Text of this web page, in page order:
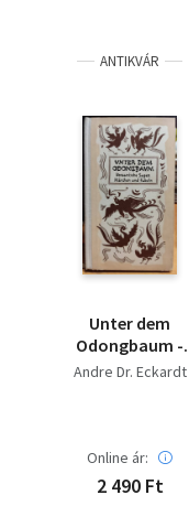
ANTIKVÁR
Unter dem
Odongbaum -
Koranische Sagen
Andre Dr. Eckardt
Online ár:
2 490 Ft